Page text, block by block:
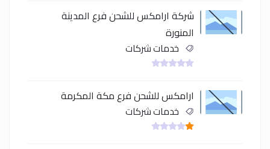
شركة ارامكس للشحن فرع المدينة
المنورة
خدمات شركات
ارامكس للشحن فرع مكة المكرمة
خدمات شركات